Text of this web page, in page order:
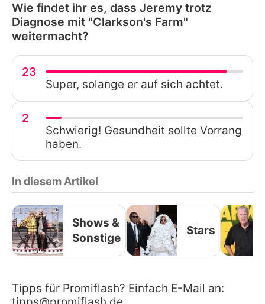
Wie findet ihr es, dass Jeremy trotz
Diagnose mit "Clarkson's Farm"
weitermacht?
23
Super, solange er auf sich achtet.
2
Schwierig! Gesundheit sollte Vorrang
haben.
In diesem Artikel
Shows &
Sonstige
Stars
Tipps für Promiflash? Einfach E-Mail an: